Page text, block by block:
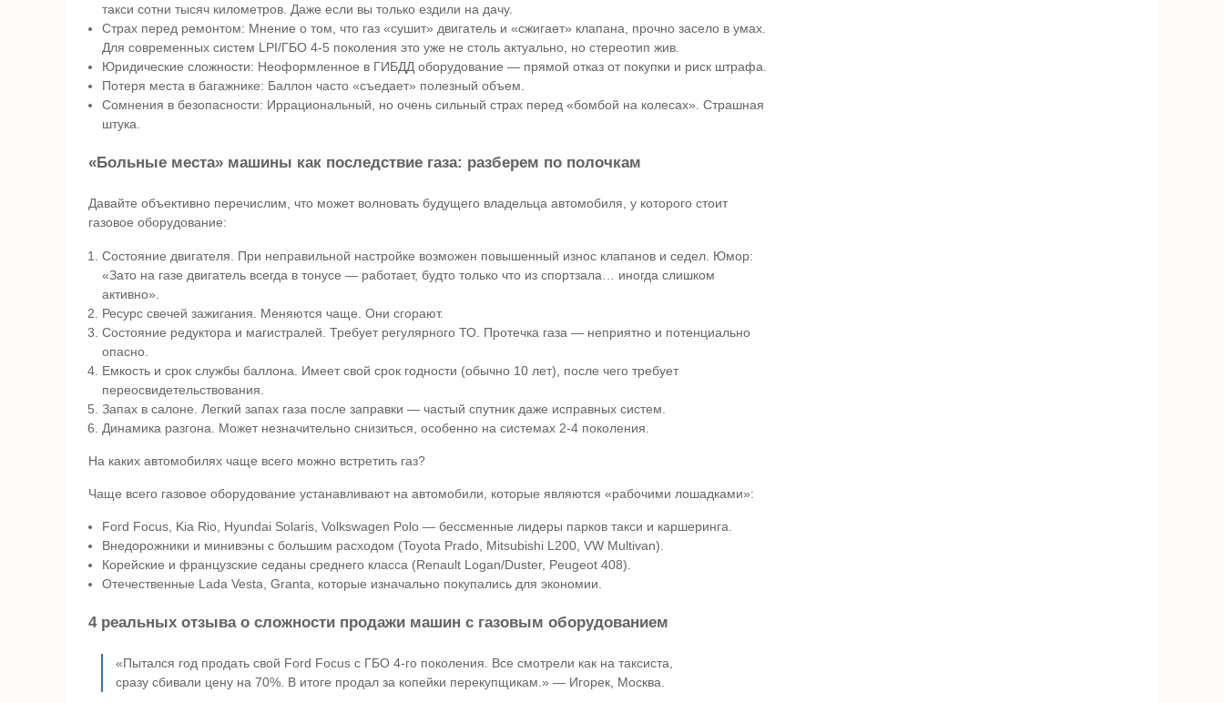
такси сотни тысяч километров. Даже если вы только ездили на дачу.
Страх перед ремонтом: Мнение о том, что газ «сушит» двигатель и «сжигает» клапана, прочно засело в умах.
Для современных систем LPI/ГБО 4-5 поколения это уже не столь актуально, но стереотип жив.
Юридические сложности: Неоформленное в ГИБДД оборудование — прямой отказ от покупки и риск штрафа.
Потеря места в багажнике: Баллон часто «съедает» полезный объем.
Сомнения в безопасности: Иррациональный, но очень сильный страх перед «бомбой на колесах». Страшная
штука.
«Больные места» машины как последствие газа: разберем по полочкам
Давайте объективно перечислим, что может волновать будущего владельца автомобиля, у которого стоит
газовое оборудование:
Состояние двигателя. При неправильной настройке возможен повышенный износ клапанов и седел. Юмор:
«Зато на газе двигатель всегда в тонусе — работает, будто только что из спортзала… иногда слишком
активно».
Ресурс свечей зажигания. Меняются чаще. Они сгорают.
Состояние редуктора и магистралей. Требует регулярного ТО. Протечка газа — неприятно и потенциально
опасно.
Емкость и срок службы баллона. Имеет свой срок годности (обычно 10 лет), после чего требует
переосвидетельствования.
Запах в салоне. Легкий запах газа после заправки — частый спутник даже исправных систем.
Динамика разгона. Может незначительно снизиться, особенно на системах 2-4 поколения.
На каких автомобилях чаще всего можно встретить газ?
Чаще всего газовое оборудование устанавливают на автомобили, которые являются «рабочими лошадками»:
Ford Focus, Kia Rio, Hyundai Solaris, Volkswagen Polo — бессменные лидеры парков такси и каршеринга.
Внедорожники и минивэны с большим расходом (Toyota Prado, Mitsubishi L200, VW Multivan).
Корейские и французские седаны среднего класса (Renault Logan/Duster, Peugeot 408).
Отечественные Lada Vesta, Granta, которые изначально покупались для экономии.
4 реальных отзыва о сложности продажи машин с газовым оборудованием
«Пытался год продать свой Ford Focus с ГБО 4-го поколения. Все смотрели как на таксиста,
сразу сбивали цену на 70%. В итоге продал за копейки перекупщикам.» — Игорек, Москва.